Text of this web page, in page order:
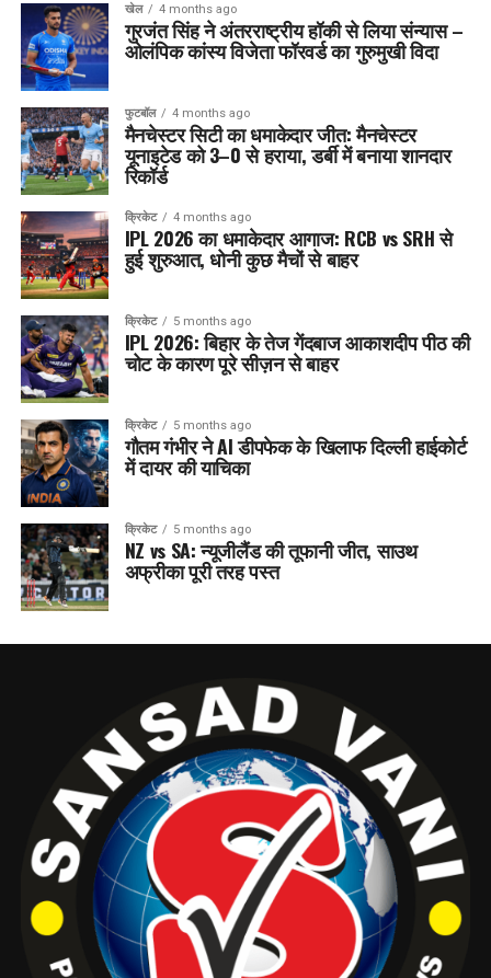
खेल 4 months ago
गुरजंत सिंह ने अंतरराष्ट्रीय हॉकी से लिया संन्यास –
ओलंपिक कांस्य विजेता फॉरवर्ड का गुरुमुखी विदा
फुटबॉल 4 months ago
मैनचेस्टर सिटी का धमाकेदार जीत: मैनचेस्टर
यूनाइटेड को 3–0 से हराया, डर्बी में बनाया शानदार
रिकॉर्ड
क्रिकेट 4 months ago
IPL 2026 का धमाकेदार आगाज: RCB vs SRH से
हुई शुरुआत, धोनी कुछ मैचों से बाहर
क्रिकेट 5 months ago
IPL 2026: बिहार के तेज गेंदबाज आकाशदीप पीठ की
चोट के कारण पूरे सीज़न से बाहर
क्रिकेट 5 months ago
गौतम गंभीर ने AI डीपफेक के खिलाफ दिल्ली हाईकोर्ट
में दायर की याचिका
क्रिकेट 5 months ago
NZ vs SA: न्यूजीलैंड की तूफानी जीत, साउथ
अफ्रीका पूरी तरह पस्त